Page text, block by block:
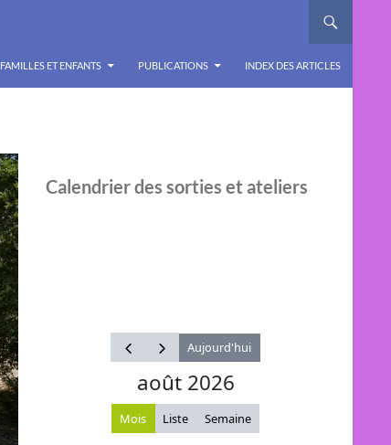
FAMILLES ET ENFANTS PUBLICATIONS INDEX DES ARTICLES
Calendrier des sorties et ateliers